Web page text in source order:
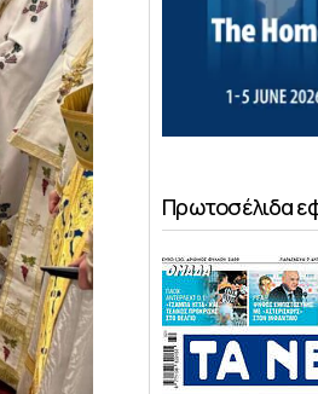
Πρωτοσέλιδα